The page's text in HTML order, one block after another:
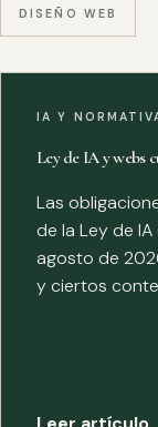
DISEÑO WEB
IA Y
Ley de IA y webs
Las
de la Ley de
agosto de
y ciertos